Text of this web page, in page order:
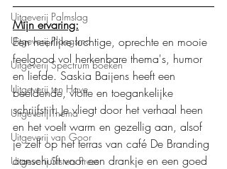
Uitgeverij Palmslag
Uitgeverij Ploegsma
Uitgeverij Spectrum boeken
Uitgeverij ten Have
Uitgeverij Thema
Uitgeverij van Goor
Uitgeverij Sisters Press
Mijn ervaring:
Een heerlijke luchtige, oprechte en mooie
feelgood vol herkenbare thema's, humor
en liefde. Saskia Baijens heeft een
beeldende, vlotte en toegankelijke
schrijfstijl. Je vliegt door het verhaal heen
en het voelt warm en gezellig aan, alsof
je zelf op het terras van café De Branding
aanschuift voor een drankje en een goed